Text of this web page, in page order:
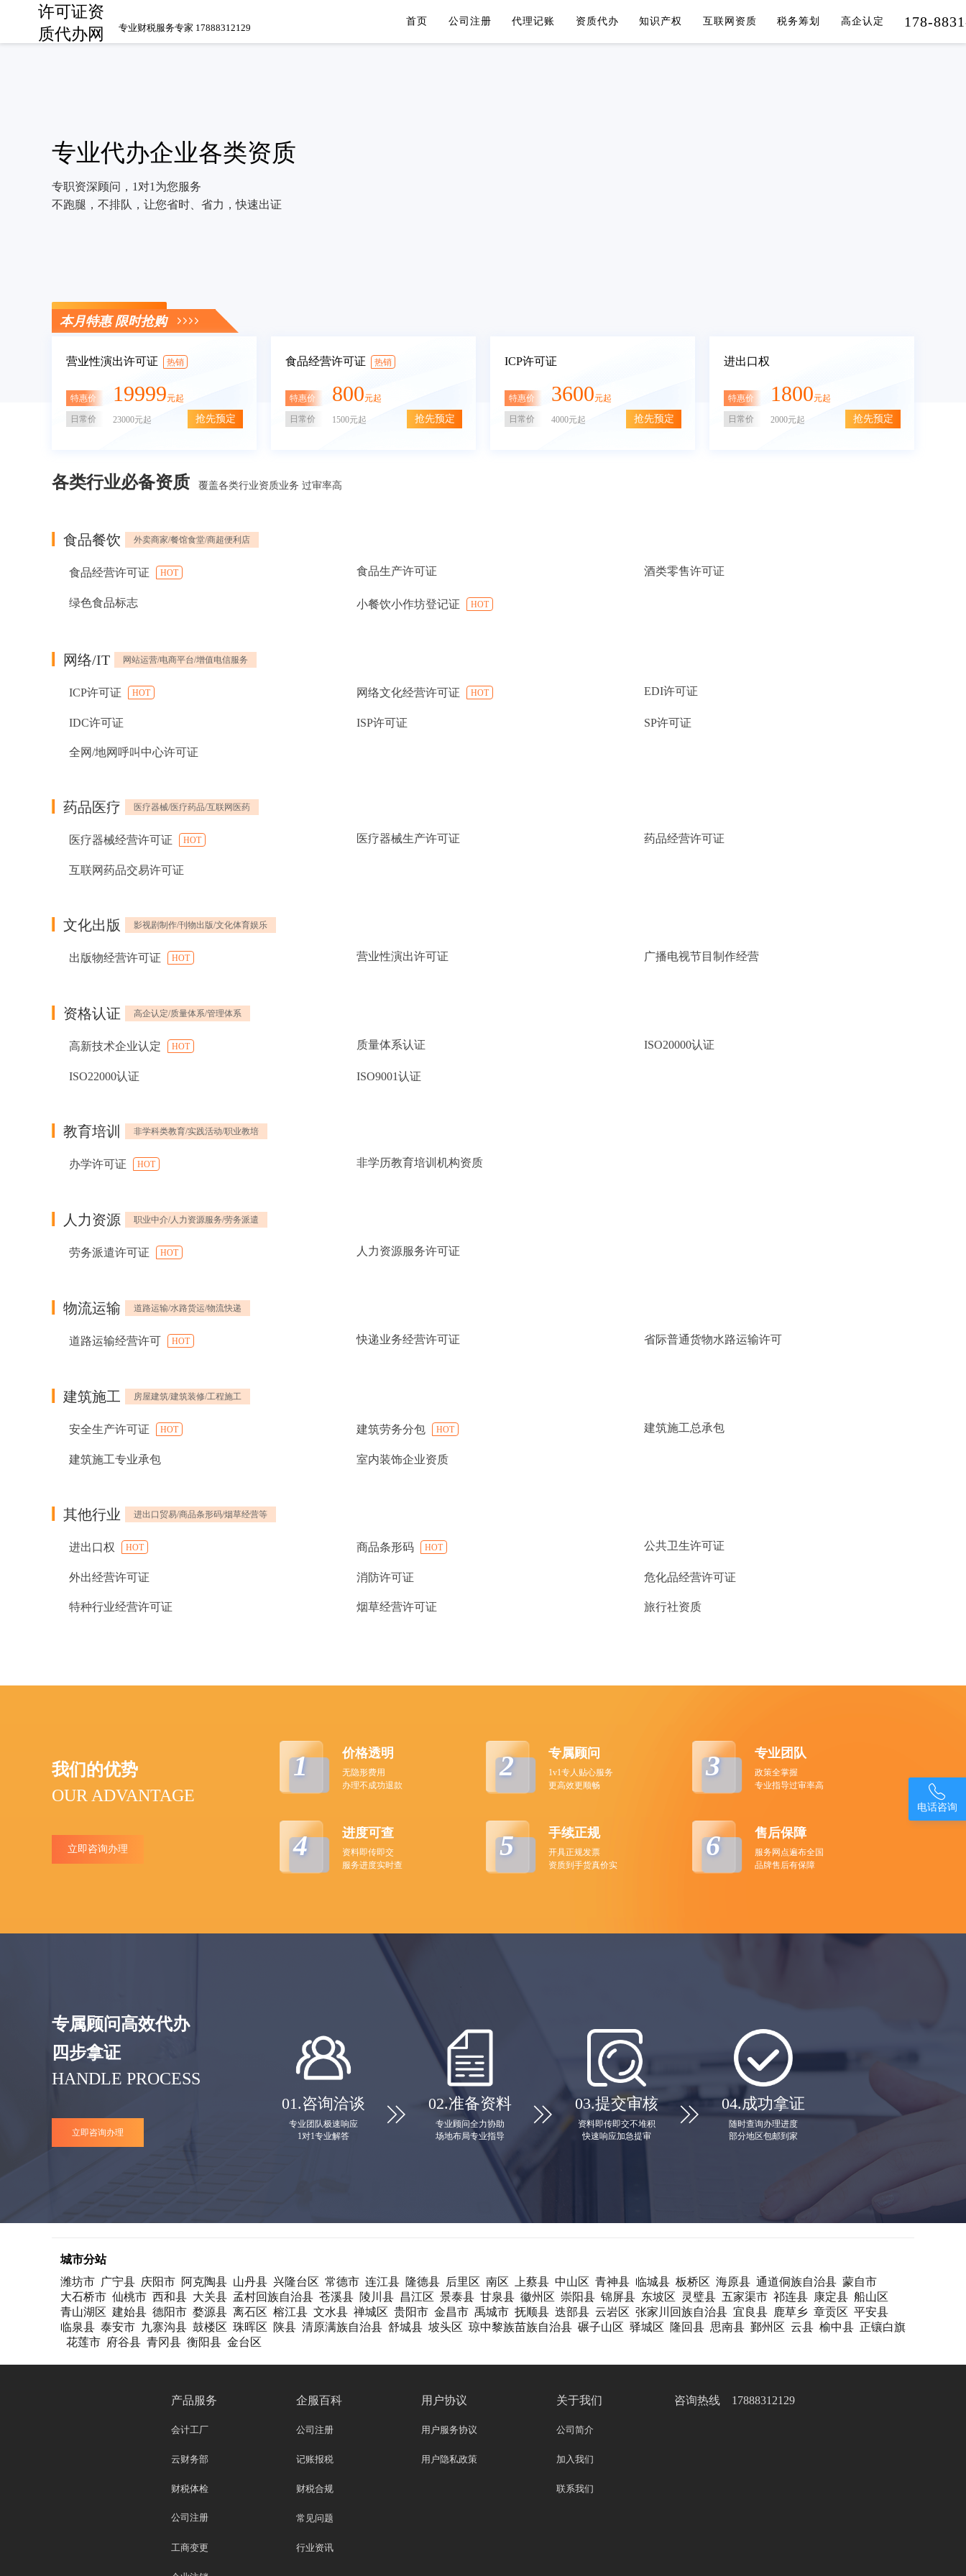
许可证资
质代办网
专业财税服务专家 17888312129
首页 公司注册 代理记账 资质代办 知识产权 互联网资质 税务筹划 高企认定 178-
专业代办企业各类资质
专职资深顾问，1对1为您服务
不跑腿，不排队，让您省时、省力，快速出证
立即咨询
本月特惠 限时抢购
营业性演出许可证 热销
特惠价 19999元起
日常价 23000元起 抢先预定
食品经营许可证 热销
特惠价 800元起
日常价 1500元起 抢先预定
ICP许可证
特惠价 3600元起
日常价 4000元起 抢先预定
进出口权
特惠价 1800元起
日常价 2000元起 抢先预定
各类行业必备资质 覆盖各类行业资质业务 过审率高
食品餐饮 外卖商家/餐馆食堂/商超便利店
食品经营许可证 HOT 食品生产许可证 酒类零售许可证
绿色食品标志 小餐饮小作坊登记证 HOT
网络/IT 网站运营/电商平台/增值电信服务
ICP许可证 HOT 网络文化经营许可证 HOT EDI许可证
IDC许可证 ISP许可证 SP许可证
全网/地网呼叫中心许可证
药品医疗 医疗器械/医疗药品/互联网医药
医疗器械经营许可证 HOT 医疗器械生产许可证 药品经营许可证
互联网药品交易许可证
文化出版 影视剧制作/刊物出版/文化体育娱乐
出版物经营许可证 HOT 营业性演出许可证 广播电视节目制作经营
资格认证 高企认定/质量体系/管理体系
高新技术企业认定 HOT 质量体系认证 ISO20000认证
ISO22000认证 ISO9001认证
教育培训 非学科类教育/实践活动/职业教培
办学许可证 HOT 非学历教育培训机构资质
人力资源 职业中介/人力资源服务/劳务派遣
劳务派遣许可证 HOT 人力资源服务许可证
物流运输 道路运输/水路货运/物流快递
道路运输经营许可 HOT 快递业务经营许可证 省际普通货物水路运输许可
建筑施工 房屋建筑/建筑装修/工程施工
安全生产许可证 HOT 建筑劳务分包 HOT 建筑施工总承包
建筑施工专业承包 室内装饰企业资质
其他行业 进出口贸易/商品条形码/烟草经营等
进出口权 HOT 商品条形码 HOT 公共卫生许可证
外出经营许可证 消防许可证 危化品经营许可证
特种行业经营许可证 烟草经营许可证 旅行社资质
我们的优势
OUR ADVANTAGE
立即咨询办理
1 价格透明
无隐形费用
办理不成功退款
2 专属顾问
1v1专人贴心服务
更高效更顺畅
3 专业团队
政策全掌握
专业指导过审率高
4 进度可查
资料即传即交
服务进度实时查
5 手续正规
开具正规发票
资质到手货真价实
6 售后保障
服务网点遍布全国
品牌售后有保障
专属顾问高效代办
四步拿证
HANDLE PROCESS
立即咨询办理
01.咨询洽谈
专业团队极速响应
1对1专业解答
 02.准备资料
专业顾问全力协助
场地布局专业指导
 03.提交审核
资料即传即交不堆积
快速响应加急提审
 04.成功拿证
随时查询办理进度
部分地区包邮到家
城市分站
潍坊市 广宁县 庆阳市 阿克陶县 山丹县 兴隆台区 常德市 连江县 隆德县 后里区 南区 上蔡县 中山区 青神县 临城县 板桥区 海原县 通道侗族自治县 蒙自市
大石桥市 仙桃市 西和县 大关县 孟村回族自治县 苍溪县 陵川县 昌江区 景泰县 甘泉县 徽州区 崇阳县 锦屏县 东坡区 灵璧县 五家渠市 祁连县 康定县 船山区
青山湖区 建始县 德阳市 婺源县 离石区 榕江县 文水县 禅城区 贵阳市 金昌市 禹城市 抚顺县 迭部县 云岩区 张家川回族自治县 宜良县 鹿草乡 章贡区 平安县
临泉县 泰安市 九寨沟县 鼓楼区 珠晖区 陕县 清原满族自治县 舒城县 坡头区 琼中黎族苗族自治县 碾子山区 驿城区 隆回县 思南县 鄞州区 云县 榆中县 正镶白旗
花莲市 府谷县 青冈县 衡阳县 金台区
产品服务
会计工厂
云财务部
财税体检
公司注册
工商变更
企服百科
公司注册
记账报税
财税合规
常见问题
行业资讯
用户协议
用户服务协议
用户隐私政策
关于我们
公司简介
加入我们
联系我们
咨询热线 17888312129

电话咨询